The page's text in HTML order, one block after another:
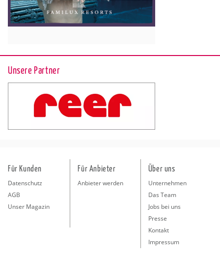
Unsere Partner
Für Kunden
Datenschutz
AGB
Unser Magazin
Für Anbieter
Anbieter werden
Über uns
Unternehmen
Das Team
Jobs bei uns
Presse
Kontakt
Impressum